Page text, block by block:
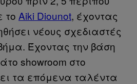
το Aiki Diounot, έχοντας
νέους σχεδιαστές
Έχοντας την βάση
showroom στο
τα επόμενα ταλέντα